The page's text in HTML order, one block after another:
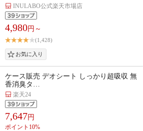
INULABO公式楽天市場店
4,980円～
(1,428)
ケース販売 デオシート しっかり超吸収 無
香消臭タ…
楽天24
7,647円
ポイント10%